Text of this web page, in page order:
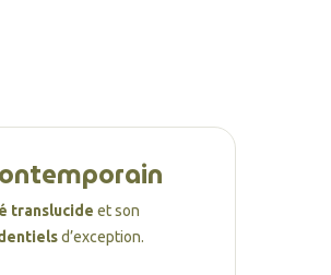
translucide et son
d’exception.